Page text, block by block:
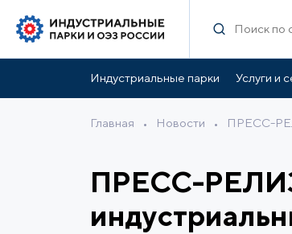
Индустриальные парки Услуги и
Главная • Новости • ПРЕСС-
ПРЕСС-